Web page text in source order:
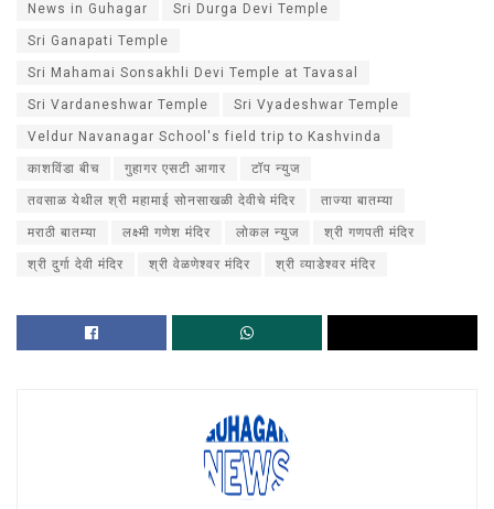
News in Guhagar Sri Durga Devi Temple
Sri Ganapati Temple
Sri Mahamai Sonsakhli Devi Temple at Tavasal
Sri Vardaneshwar Temple Sri Vyadeshwar Temple
Veldur Navanagar School's field trip to Kashvinda
काशविंडा बीच गुहागर एसटी आगार टॉप न्युज
तवसाळ येथील श्री महामाई सोनसाखळी देवीचे मंदिर ताज्या बातम्या
मराठी बातम्या लक्ष्मी गणेश मंदिर लोकल न्युज श्री गणपती मंदिर
श्री दुर्गा देवी मंदिर श्री वेळणेश्वर मंदिर श्री व्याडेश्वर मंदिर